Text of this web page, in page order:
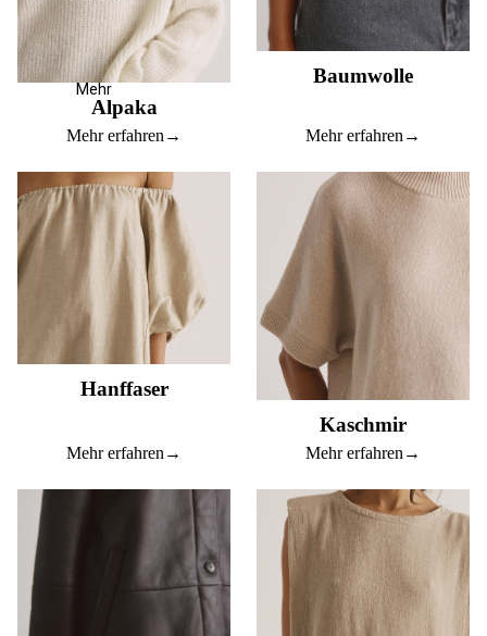
Mehr
Alpaka
Mehr erfahren→
Baumwolle
Mehr erfahren→
Hanffaser
Mehr erfahren →
Kaschmir
Mehr erfahren →